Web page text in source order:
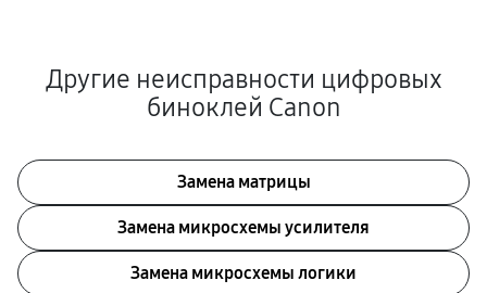
Другие неисправности цифровых
биноклей Canon
Замена матрицы
Замена микросхемы усилителя
Замена микросхемы логики